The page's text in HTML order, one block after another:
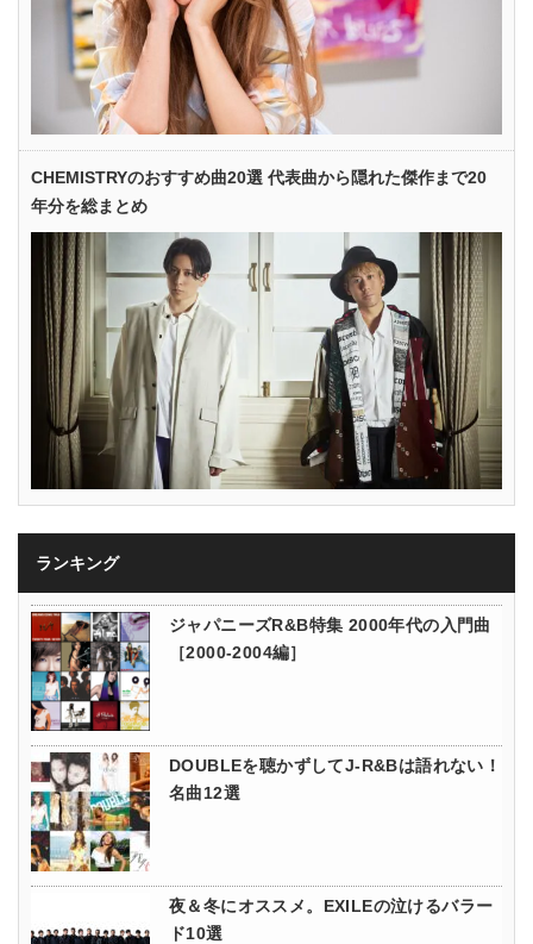
CHEMISTRYのおすすめ曲20選 代表曲から隠れた傑作まで20
年分を総まとめ
ランキング
ジャパニーズR&B特集 2000年代の入門曲
［2000-2004編］
DOUBLEを聴かずしてJ-R&Bは語れない！
名曲12選
夜＆冬にオススメ。EXILEの泣けるバラー
ド10選